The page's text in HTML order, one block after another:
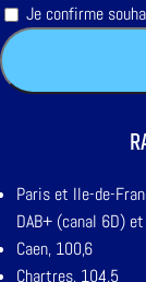
Je confirme
Paris et Ile-de-
DAB+ (canal 6D)
Caen, 100,6
Chartres, 104,5